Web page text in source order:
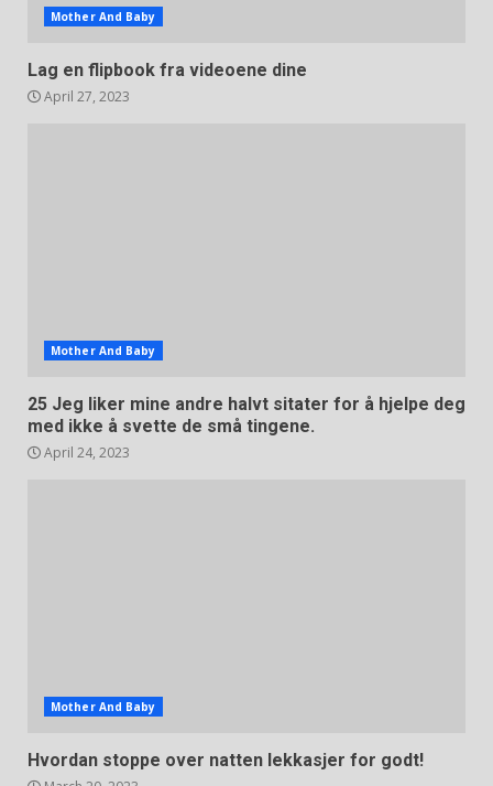
Mother And Baby
Lag en flipbook fra videoene dine
April 27, 2023
Mother And Baby
25 Jeg liker mine andre halvt sitater for å hjelpe deg
med ikke å svette de små tingene.
April 24, 2023
Mother And Baby
Hvordan stoppe over natten lekkasjer for godt!